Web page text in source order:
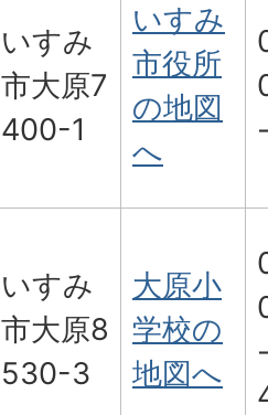
いすみ
市大原7
400-1
いすみ
市役所
の地図
へ
いすみ
市大原8
530-3
大原小
学校の
地図へ